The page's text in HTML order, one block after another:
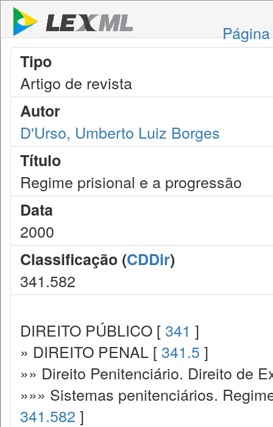
Tipo
Artigo de revista
Autor
D'Urso, Umberto Luiz Borges
Título
Regime prisional e a progressão
Data
2000
Classificação (CDDir)
341.582
DIREITO PÚBLICO [ 341 ]
» DIREITO PENAL [ 341.5 ]
»» Direito Penitenciário. Direito de
»»» Sistemas penitenciários.
341.582 ]